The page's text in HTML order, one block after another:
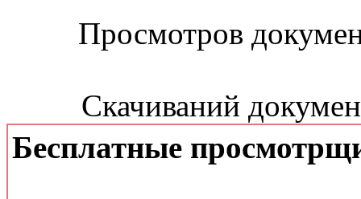
Просмотров
Скачиваний
Бесплатные